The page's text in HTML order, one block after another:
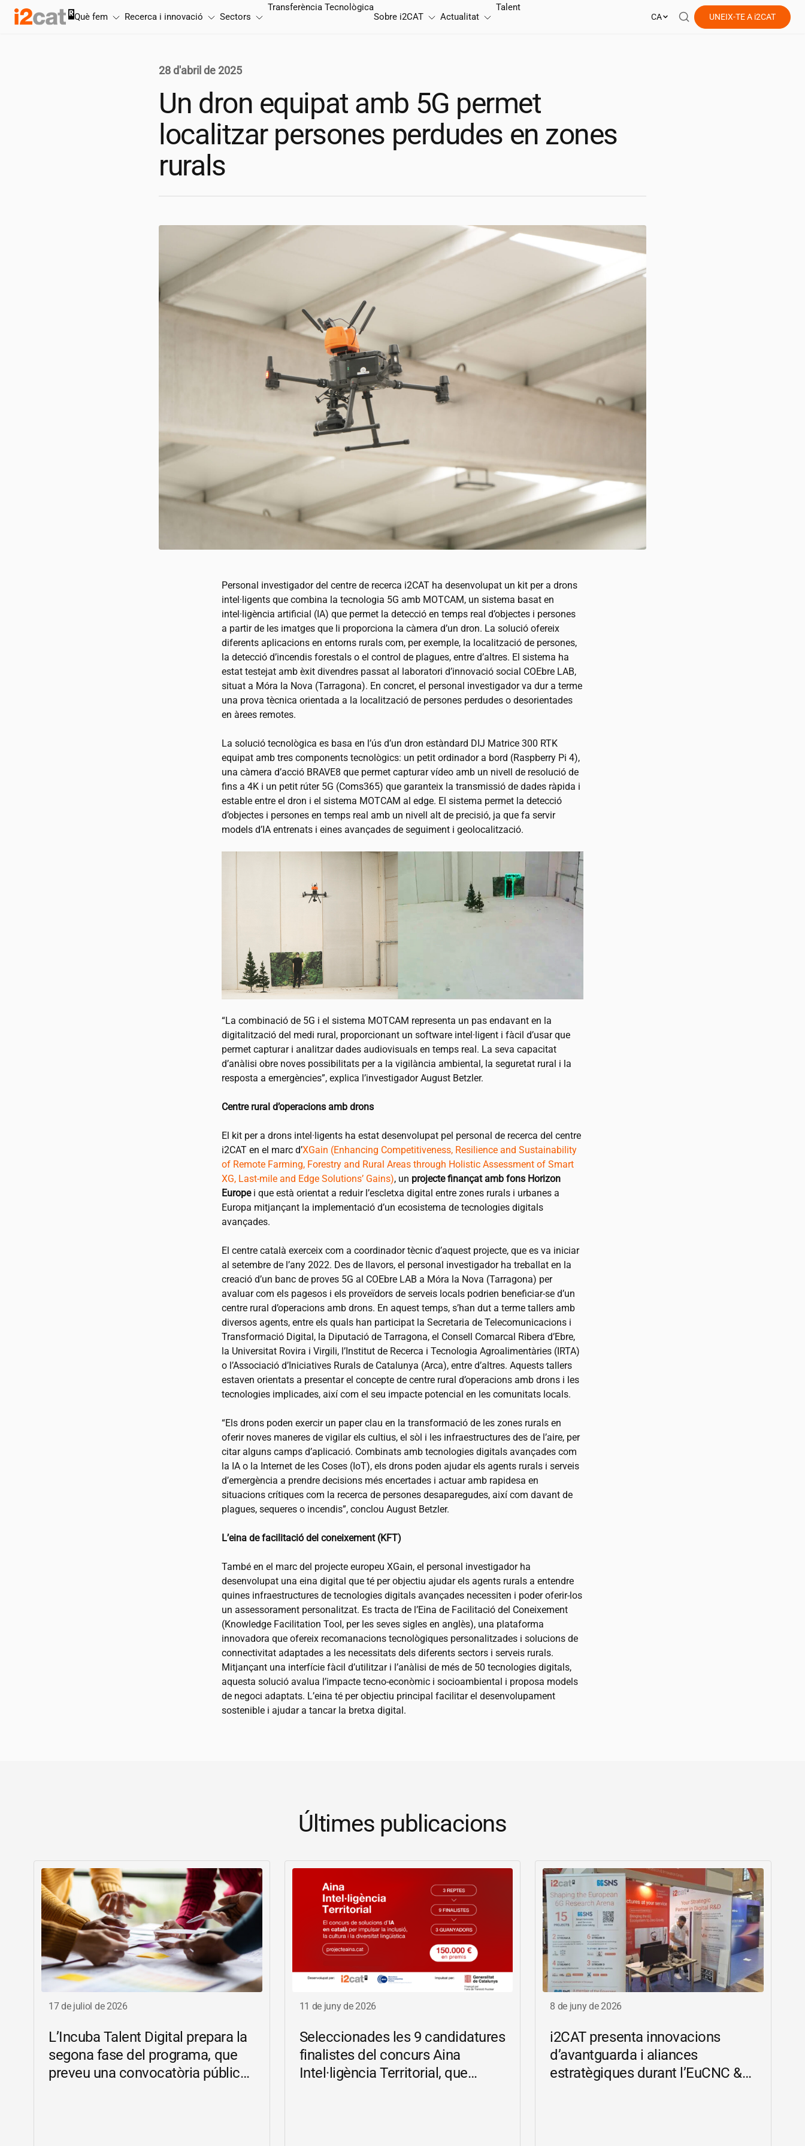
Salta
Què fem Recerca i innovació Sectors
Transferència Tecnològica
Sobre i2CAT Actualitat
Talent
CA UNEIX-TE A i2CAT
28 d'abril de 2025
Un dron equipat amb 5G permet
localitzar persones perdudes en zones
rurals
Personal investigador del centre de recerca i2CATha desenvolupat un kit per a drons
intel·ligents que combina la tecnologia 5G amb MOTCAM, un sistema basat en
intel·ligència artificial (IA) que permet la detecció en temps real d’objectes i persones
a partir de les imatges que li proporciona la càmera d’un dron. La solució ofereix
diferents aplicacions en entorns rurals com, per exemple, la localització de persones,
la detecció d’incendis forestals o el control de plagues, entre d’altres. El sistema ha
estat testejat amb èxit divendres passat al laboratori d’innovació social COEbre LAB,
situat a Móra la Nova (Tarragona). En concret, el personal investigador va dur a terme
una prova tècnica orientada a la localització de persones perdudes o desorientades
en àrees remotes.
La solució tecnològica es basa en l’ús d’un dron estàndard DIJ Matrice 300 RTK
equipat amb tres components tecnològics: un petit ordinador a bord (Raspberry Pi 4),
una càmera d’acció BRAVE8 que permet capturar vídeo amb un nivell de resolució de
fins a 4K i un petit rúter 5G (Coms365) que garanteix la transmissió de dades ràpida i
estable entre el dron i el sistema MOTCAM al edge. El sistema permet la detecció
d’objectes i persones en temps real amb un nivell alt de precisió, ja que fa servir
models d’IA entrenats i eines avançades de seguiment i geolocalització.
“La combinació de 5G i el sistema MOTCAM representa un pas endavant en la
digitalització del medi rural, proporcionant un software intel·ligent i fàcil d’usar que
permet capturar i analitzar dades audiovisuals en temps real. La seva capacitat
d’anàlisi obre noves possibilitats per a la vigilància ambiental, la seguretat rural i la
resposta a emergències”, explica l’investigador August Betzler.
Centre rural d’operacions amb drons
El kit per a drons intel·ligents ha estat desenvolupat pel personal de recerca del centre
i2CATen el marc d’XGain (Enhancing Competitiveness, Resilience and Sustainability
of Remote Farming, Forestry and Rural Areas through Holistic Assessment of Smart
XG, Last-mile and Edge Solutions’ Gains), un projecte finançat amb fons Horizon
Europei que està orientat a reduir l’escletxa digital entre zones rurals i urbanes a
Europa mitjançant la implementació d’un ecosistema de tecnologies digitals
avançades.
El centre català exerceix com a coordinador tècnic d’aquest projecte, que es va iniciar
al setembre de l’any 2022. Des de llavors, el personal investigador ha treballat en la
creació d’un banc de proves 5G al COEbre LAB a Móra la Nova (Tarragona) per
avaluar com els pagesos i els proveïdors de serveis locals podrien beneficiar-se d’un
centre rural d’operacions amb drons. En aquest temps, s’han dut a terme tallers amb
diversos agents, entre els quals han participat la Secretaria de Telecomunicacions i
Transformació Digital, la Diputació de Tarragona, el Consell Comarcal Ribera d’Ebre,
la Universitat Rovira i Virgili, l’Institut de Recerca i Tecnologia Agroalimentàries (IRTA)
o l’Associació d’Iniciatives Rurals de Catalunya (Arca), entre d’altres. Aquests tallers
estaven orientats a presentar el concepte de centre rural d’operacions amb drons i les
tecnologies implicades, així com el seu impacte potencial en les comunitats locals.
“Els drons poden exercir un paper clau en la transformació de les zones rurals en
oferir noves maneres de vigilar els cultius, el sòl i les infraestructures des de l’aire, per
citar alguns camps d’aplicació. Combinats amb tecnologies digitals avançades com
la IA o la Internet de les Coses (IoT), els drons poden ajudar els agents rurals i serveis
d’emergència a prendre decisions més encertades i actuar amb rapidesa en
situacions crítiques com la recerca de persones desaparegudes, així com davant de
plagues, sequeres o incendis”, conclou August Betzler.
L’eina de facilitació del coneixement (KFT)
També en el marc del projecte europeu XGain, el personal investigador ha
desenvolupat una eina digital que té per objectiu ajudar els agents rurals a entendre
quines infraestructures de tecnologies digitals avançades necessiten i poder oferir-los
un assessorament personalitzat. Es tracta de l’Eina de Facilitació del Coneixement
(Knowledge Facilitation Tool, per les seves sigles en anglès), una plataforma
innovadora que ofereix recomanacions tecnològiques personalitzades i solucions de
connectivitat adaptades a les necessitats dels diferents sectors i serveis rurals.
Mitjançant una interfície fàcil d’utilitzar i l’anàlisi de més de 50 tecnologies digitals,
aquesta solució avalua l’impacte tecno-econòmic i socioambiental i proposa models
de negoci adaptats. L’eina té per objectiu principal facilitar el desenvolupament
sostenible i ajudar a tancar la bretxa digital.
Últimes publicacions
17 de juliol de 2026
L’Incuba Talent Digital prepara la
segona fase del programa, que
preveu una convocatòria pública
11 de juny de 2026
Seleccionades les 9 candidatures
finalistes del concurs Aina
Intel·ligència Territorial, que
8 de juny de 2026
i2CATpresenta innovacions
d’avantguarda i aliances
estratègiques durant l’EuCNC &